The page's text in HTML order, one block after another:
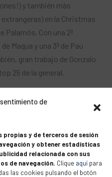
de
propias y de terceros de sesión
y obtener estadísticas
relacionada con sus
de navegación. Clique aquí para
las cookies pulsando el botón
y también más
en la Christmas
Palamós. Con una 2ª
Maqua y una 3ª de Pau
gran trabajo de Gonzalo
25 de la general.
Ona/Carla, Jana/Martina y
y Daniela Borras